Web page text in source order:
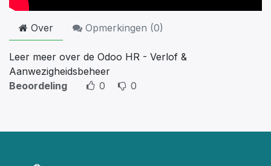
Over Opmerkingen (0)
Leer meer over de Odoo HR - Verlof &
Aanwezigheidsbeheer
Beoordeling
0 0